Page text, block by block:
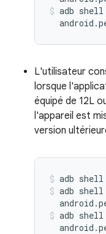
adb
L'utilisateur
lorsque
équipé de 12L
l'appareil est
version
adb shell
adb shell
adb